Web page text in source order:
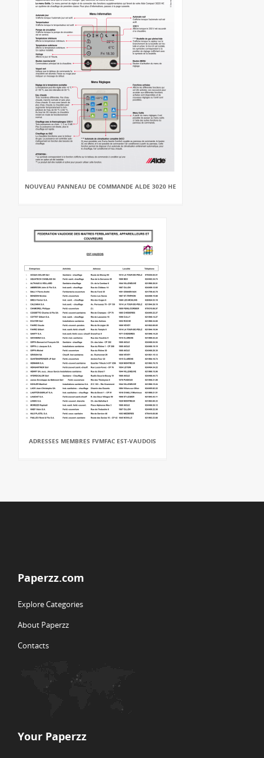
NOUVEAU PANNEAU DE COMMANDE ALDE 3020 HE
ADRESSES MEMBRES FVMFAC EST-VAUDOIS
Paperzz.com
Explore Categories
About Paperzz
Contacts
Your Paperzz